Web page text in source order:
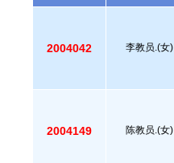
2004042 李教员.(女)
2004149 陈教员.(女)